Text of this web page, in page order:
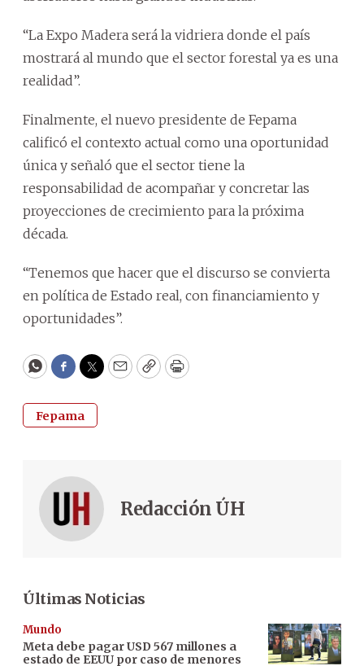
“La Expo Madera será la vidriera donde el país
mostrará al mundo que el sector forestal ya es una
realidad”.
Finalmente, el nuevo presidente de Fepama
calificó el contexto actual como una oportunidad
única y señaló que el sector tiene la
responsabilidad de acompañar y concretar las
proyecciones de crecimiento para la próxima
década.
“Tenemos que hacer que el discurso se convierta
en política de Estado real, con financiamiento y
oportunidades”.
WhatsApp
Facebook
Twitter
EmailCopyPrint
Fepama
Redacción ÚH
Últimas Noticias
Mundo
Meta debe pagar USD 567 millones a
estado de EEUU por caso de menores